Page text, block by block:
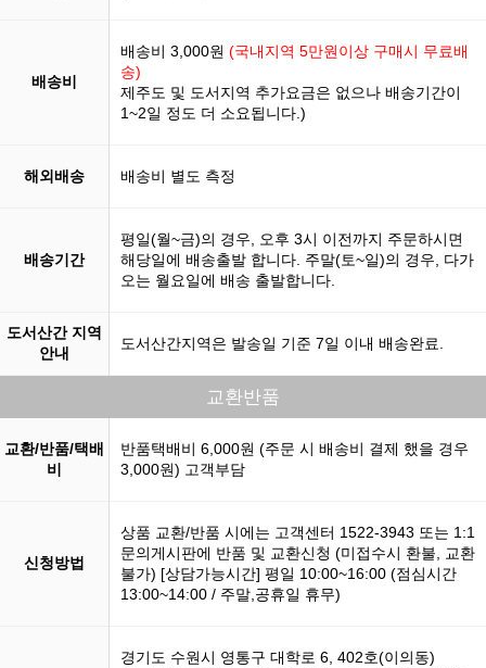
배송비
배송비 3,000원 (국내지역 5만원이상 구매시 무료배
송)
제주도 및 도서지역 추가요금은 없으나 배송기간이
1~2일 정도 더 소요됩니다.)
해외배송 배송비 별도 측정
배송기간
평일(월~금)의 경우, 오후 3시 이전까지 주문하시면
해당일에 배송출발 합니다. 주말(토~일)의 경우, 다가
오는 월요일에 배송 출발합니다.
도서산간 지역
안내
도서산간지역은 발송일 기준 7일 이내 배송완료.
교환반품
교환/반품/택배
비
반품택배비 6,000원 (주문 시 배송비 결제 했을 경우
3,000원) 고객부담
신청방법
상품 교환/반품 시에는 고객센터 1522-3943 또는 1:1
문의게시판에 반품 및 교환신청 (미접수시 환불, 교환
불가) [상담가능시간] 평일 10:00~16:00 (점심시간
13:00~14:00 / 주말,공휴일 휴무)
경기도 수원시 영통구 대학로 6, 402호(이의동)